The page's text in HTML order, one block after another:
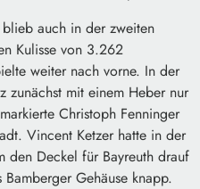
auch in der zweiten
Kulisse von 3.262
weiter nach vorne. In der
zunächst mit einem Heber nur
Christoph Fenninger
Vincent Ketzer hatte in der
den Deckel für Bayreuth drauf
Gehäuse knapp.